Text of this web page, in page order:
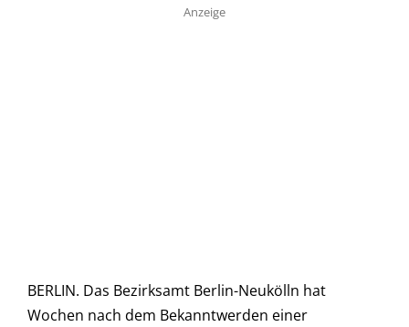
Anzeige
BERLIN. Das Bezirksamt Berlin-Neukölln hat
Wochen nach dem Bekanntwerden einer